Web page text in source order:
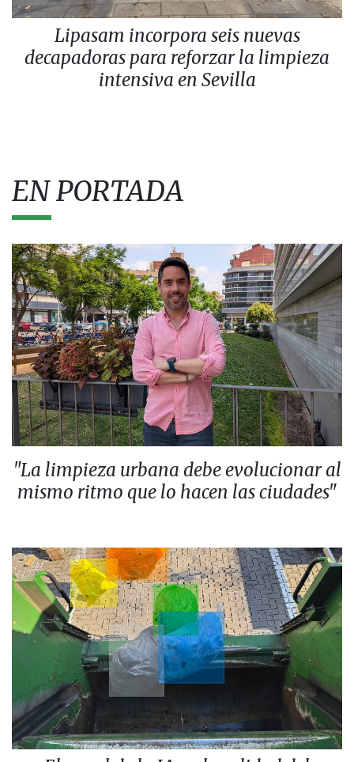
Lipasam incorpora seis nuevas
decapadoras para reforzar la limpieza
intensiva en Sevilla
EN PORTADA
"La limpieza urbana debe evolucionar al
mismo ritmo que lo hacen las ciudades"